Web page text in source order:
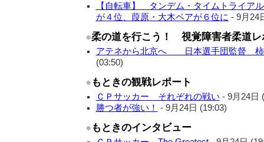
【自転車】 タンデム・タイムトライア
が４位、葭原・大木ペアが６位に - 9月24
●柔の道を行こう！ 視覚障害者柔道レ
アテネから北京へ 日本選手団監督 柿
(03:50)
● もときの観戦レポート
ＣＰサッカー それぞれの戦い - 9月24日
勝つ者が強い！
- 9月24日 (19:03)
● もときのインタビュー